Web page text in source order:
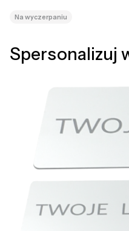
Na wyczerpaniu
Spersonalizuj